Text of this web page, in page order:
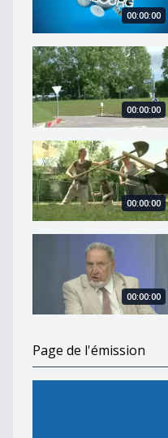
00:00:00
Les Nouvelles FR du
00:00:00
Les Nouvelles FR du
00:00:00
Les Nouvelles FR du
00:00:00
Page de l'émission